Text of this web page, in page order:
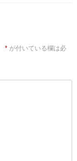
* が付いている欄は必